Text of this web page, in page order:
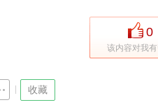
0
该内容对我
收藏